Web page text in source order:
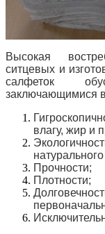
Высокая
ситцевых и
салфеток
заключающимися
влагу, жир и
Прочности;
Плотности;